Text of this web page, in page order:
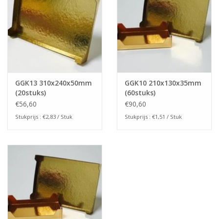
GGK13 310x240x50mm
(20stuks)
€56,60
Stukprijs : €2,83 / Stuk
GGK10 210x130x35mm
(60stuks)
€90,60
Stukprijs : €1,51 / Stuk